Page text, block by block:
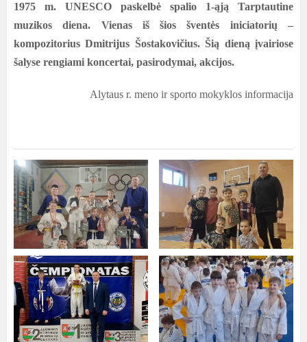
1975 m. UNESCO paskelbė spalio 1-ąją Tarptautine
muzikos diena. Vienas iš šios šventės iniciatorių –
kompozitorius Dmitrijus Šostakovičius. Šią dieną įvairiose
šalyse rengiami koncertai, pasirodymai, akcijos.
Alytaus r. meno ir sporto mokyklos informacija